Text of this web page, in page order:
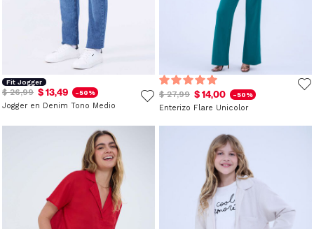
Fit Jogger
$ 26,99 $ 13,49 -50%
Jogger en Denim Tono Medio
$ 27,99 $ 14,00 -50%
Enterizo Flare Unicolor